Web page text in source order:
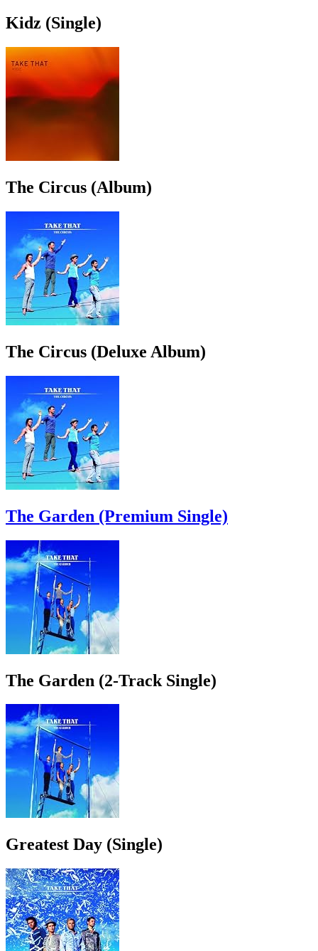
Kidz (Single)
The Circus (Album)
The Circus (Deluxe Album)
The Garden (Premium Single)
The Garden (2-Track Single)
Greatest Day (Single)